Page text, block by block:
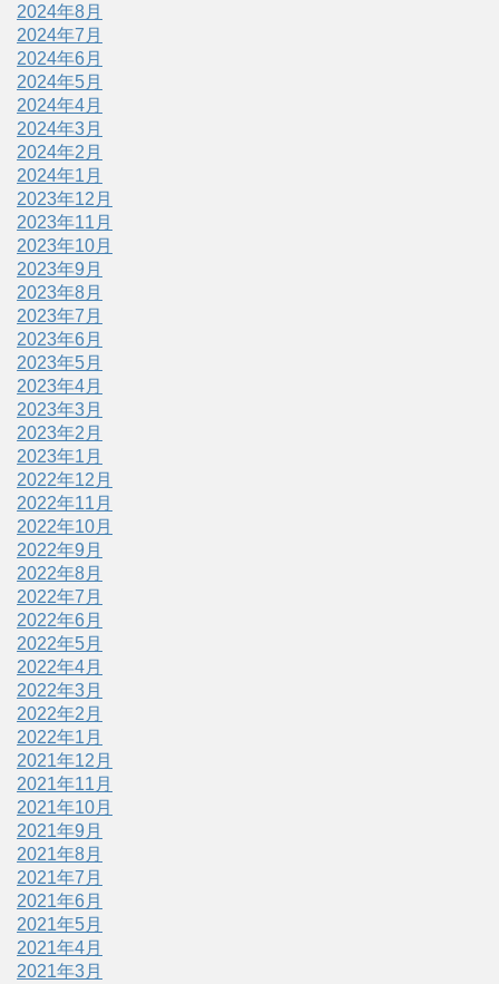
2024年8月
2024年7月
2024年6月
2024年5月
2024年4月
2024年3月
2024年2月
2024年1月
2023年12月
2023年11月
2023年10月
2023年9月
2023年8月
2023年7月
2023年6月
2023年5月
2023年4月
2023年3月
2023年2月
2023年1月
2022年12月
2022年11月
2022年10月
2022年9月
2022年8月
2022年7月
2022年6月
2022年5月
2022年4月
2022年3月
2022年2月
2022年1月
2021年12月
2021年11月
2021年10月
2021年9月
2021年8月
2021年7月
2021年6月
2021年5月
2021年4月
2021年3月